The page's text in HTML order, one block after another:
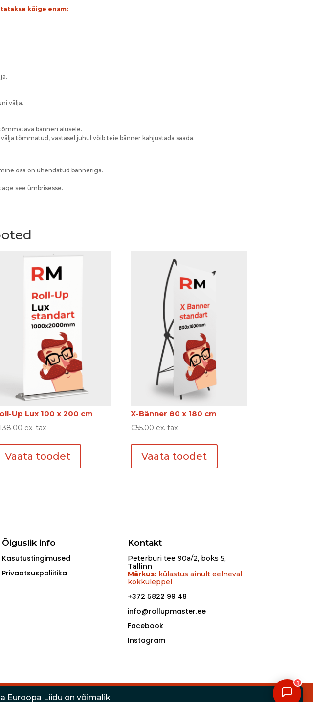
kõige enam:
välja.
bänneri alusele.
tõmmatud, vastasel juhul võib teie bänner kahjustada saada.
osa on ühendatud bänneriga.
see ümbrisesse.
Up Lux 100 x 200 сm
138.00 ex. tax
Vaata toodet
X-Bänner 80 x 180 сm
€55.00 ex. tax
Vaata toodet
Õiguslik info
Kasutustingimused
Privaatsuspoliitika
Kontakt
Peterburi tee 90a/2, boks 5,
Tallinn
Märkus:külastus ainult eelneval
kokkuleppel
+372 5822 99 48
info@rollupmaster.ee
Facebook
Instagram
1
Euroopa Liidu on võimalik